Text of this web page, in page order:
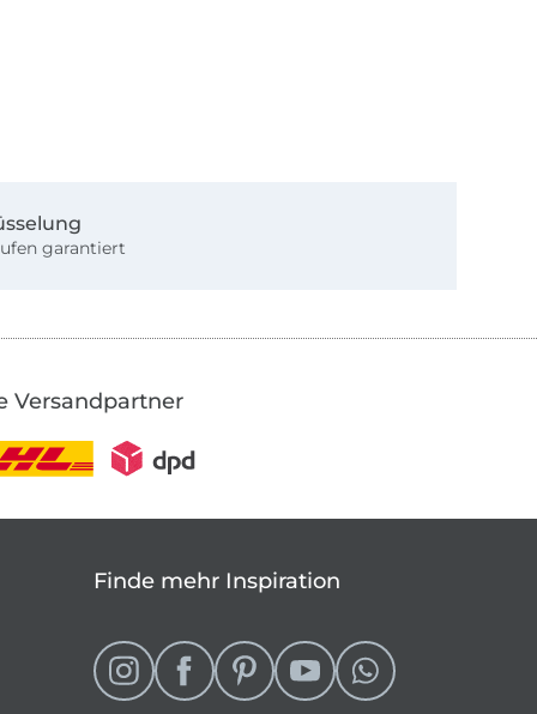
garantiert
Versandpartner
Finde mehr Inspiration